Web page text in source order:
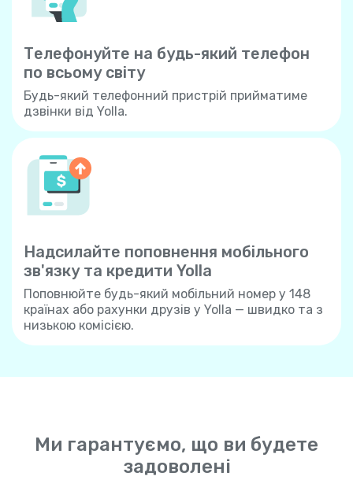
Телефонуйте на будь-який телефон
по всьому свiту
Будь-який телефонний пристрій прийматиме
дзвінки від Yolla.
Надсилайте поповнення мобільного
зв'язку та кредити Yolla
Поповнюйте будь-який мобільний номер у 148
країнах або рахунки друзів у Yolla — швидко та з
низькою комісією.
Ми гарантуємо, що ви будете
задоволені